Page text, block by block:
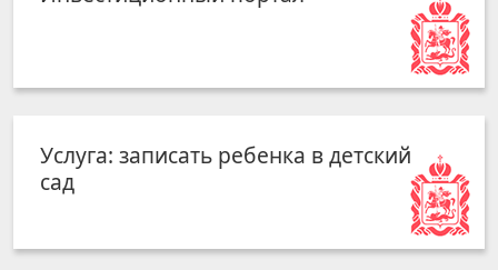
Услуга: записать ребенка в детский
сад